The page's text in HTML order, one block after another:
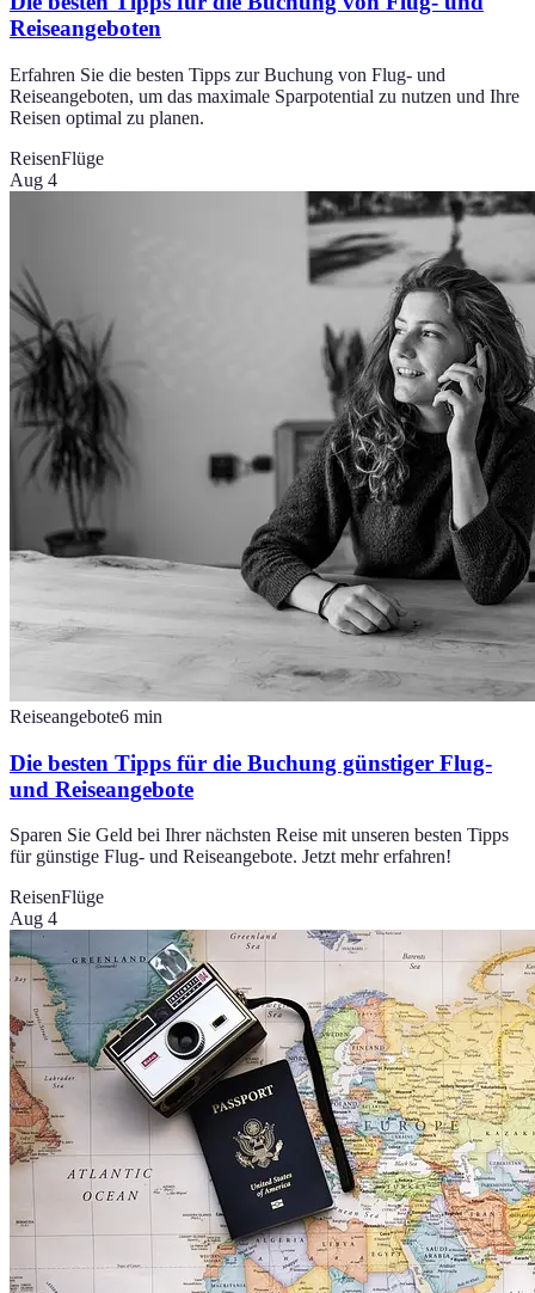
Reiseangeboten
Erfahren Sie die besten Tipps zur Buchung von Flug- und
Reiseangeboten, um das maximale Sparpotential zu nutzen und Ihre
Reisen optimal zu planen.
ReisenFlüge
Aug 4
Reiseangebote6 min
Die besten Tipps für die Buchung günstiger Flug-
und Reiseangebote
Sparen Sie Geld bei Ihrer nächsten Reise mit unseren besten Tipps
für günstige Flug- und Reiseangebote. Jetzt mehr erfahren!
ReisenFlüge
Aug 4